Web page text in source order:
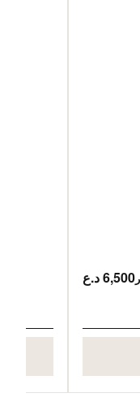
6,500 د.ع